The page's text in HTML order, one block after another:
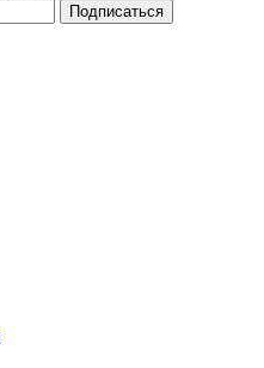
Подписаться